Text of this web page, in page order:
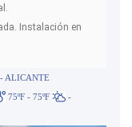
Instalación en
ALICANTE
75ºF - 75ºF
-